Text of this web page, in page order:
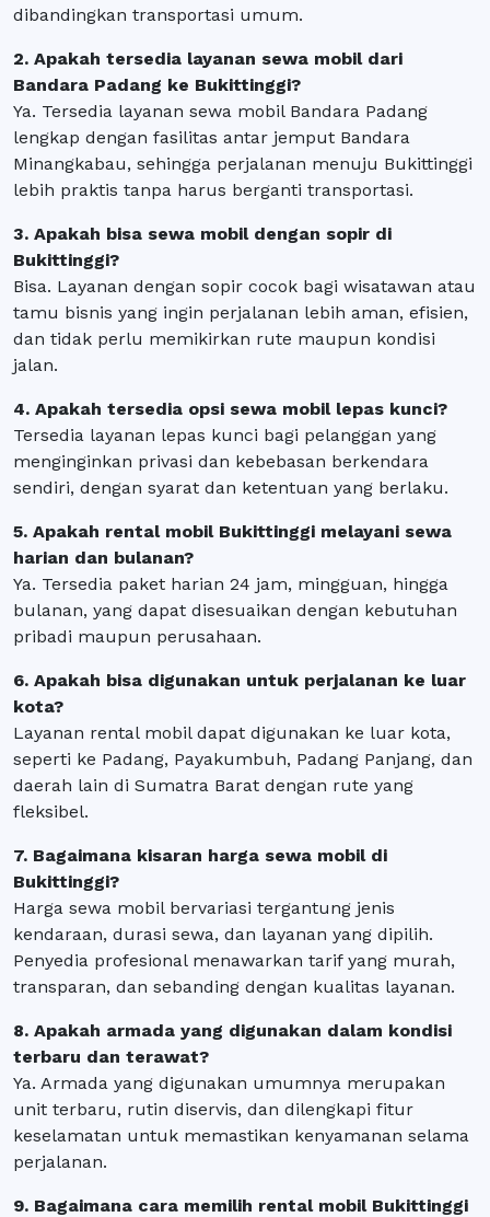
dibandingkan transportasi umum.
2. Apakah tersedia layanan sewa mobil dari
Bandara Padang ke Bukittinggi?
Ya. Tersedia layanan sewa mobil Bandara Padang
lengkap dengan fasilitas antar jemput Bandara
Minangkabau, sehingga perjalanan menuju Bukittinggi
lebih praktis tanpa harus berganti transportasi.
3. Apakah bisa sewa mobil dengan sopir di
Bukittinggi?
Bisa. Layanan dengan sopir cocok bagi wisatawan atau
tamu bisnis yang ingin perjalanan lebih aman, efisien,
dan tidak perlu memikirkan rute maupun kondisi
jalan.
4. Apakah tersedia opsi sewa mobil lepas kunci?
Tersedia layanan lepas kunci bagi pelanggan yang
menginginkan privasi dan kebebasan berkendara
sendiri, dengan syarat dan ketentuan yang berlaku.
5. Apakah rental mobil Bukittinggi melayani sewa
harian dan bulanan?
Ya. Tersedia paket harian 24 jam, mingguan, hingga
bulanan, yang dapat disesuaikan dengan kebutuhan
pribadi maupun perusahaan.
6. Apakah bisa digunakan untuk perjalanan ke luar
kota?
Layanan rental mobil dapat digunakan ke luar kota,
seperti ke Padang, Payakumbuh, Padang Panjang, dan
daerah lain di Sumatra Barat dengan rute yang
fleksibel.
7. Bagaimana kisaran harga sewa mobil di
Bukittinggi?
Harga sewa mobil bervariasi tergantung jenis
kendaraan, durasi sewa, dan layanan yang dipilih.
Penyedia profesional menawarkan tarif yang murah,
transparan, dan sebanding dengan kualitas layanan.
8. Apakah armada yang digunakan dalam kondisi
terbaru dan terawat?
Ya. Armada yang digunakan umumnya merupakan
unit terbaru, rutin diservis, dan dilengkapi fitur
keselamatan untuk memastikan kenyamanan selama
perjalanan.
9. Bagaimana cara memilih rental mobil Bukittinggi